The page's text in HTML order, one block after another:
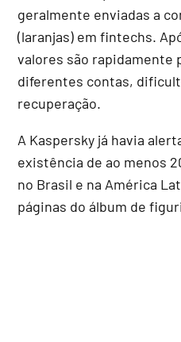
geralmente enviadas a
(laranjas) em fintechs.
valores são rapidamente
diferentes contas,
recuperação.
A Kaspersky já havia
existência de ao menos
no Brasil e na América
páginas do álbum de